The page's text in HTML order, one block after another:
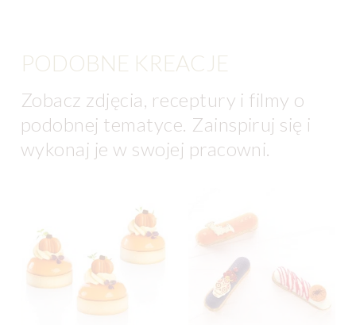
PODOBNE KREACJE
Zobacz zdjęcia, receptury i filmy o
podobnej tematyce. Zainspiruj się i
wykonaj je w swojej pracowni.